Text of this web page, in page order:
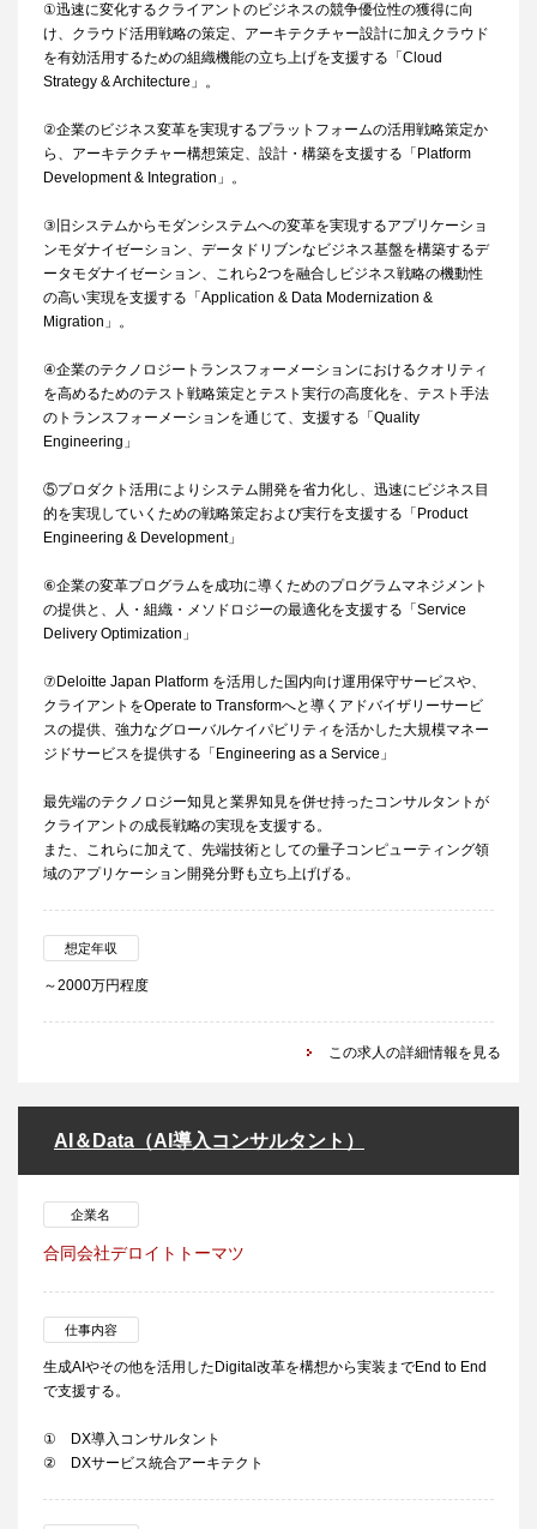
①迅速に変化するクライアントのビジネスの競争優位性の獲得に向
け、クラウド活用戦略の策定、アーキテクチャー設計に加えクラウド
を有効活用するための組織機能の立ち上げを支援する「Cloud
Strategy & Architecture」。
②企業のビジネス変革を実現するプラットフォームの活用戦略策定か
ら、アーキテクチャー構想策定、設計・構築を支援する「Platform
Development & Integration」。
③旧システムからモダンシステムへの変革を実現するアプリケーショ
ンモダナイゼーション、データドリブンなビジネス基盤を構築するデ
ータモダナイゼーション、これら2つを融合しビジネス戦略の機動性
の高い実現を支援する「Application & Data Modernization &
Migration」。
④企業のテクノロジートランスフォーメーションにおけるクオリティ
を高めるためのテスト戦略策定とテスト実行の高度化を、テスト手法
のトランスフォーメーションを通じて、支援する「Quality
Engineering」
⑤プロダクト活用によりシステム開発を省力化し、迅速にビジネス目
的を実現していくための戦略策定および実行を支援する「Product
Engineering & Development」
⑥企業の変革プログラムを成功に導くためのプログラムマネジメント
の提供と、人・組織・メソドロジーの最適化を支援する「Service
Delivery Optimization」
⑦Deloitte Japan Platform を活用した国内向け運用保守サービスや、
クライアントをOperate to Transformへと導くアドバイザリーサービ
スの提供、強力なグローバルケイパビリティを活かした大規模マネー
ジドサービスを提供する「Engineering as a Service」
最先端のテクノロジー知見と業界知見を併せ持ったコンサルタントが
クライアントの成長戦略の実現を支援する。
また、これらに加えて、先端技術としての量子コンピューティング領
域のアプリケーション開発分野も立ち上げげる。
想定年収
～2000万円程度
この求人の詳細情報を見る
AI＆Data（AI導入コンサルタント）
企業名
合同会社デロイトトーマツ
仕事内容
生成AIやその他を活用したDigital改革を構想から実装までEnd to End
で支援する。
① DX導入コンサルタント
② DXサービス統合アーキテクト